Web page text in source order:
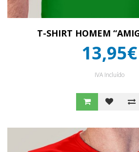
T-SHIRT HOMEM
13,95€
IVA Incluído